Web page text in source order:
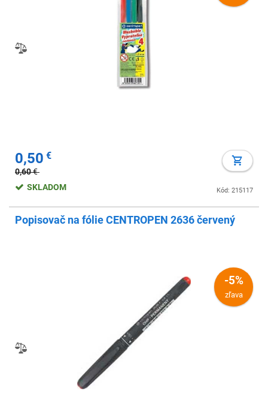
0,50 €
0,60€
Kód: 215117
SKLADOM
Popisovač na fólie CENTROPEN 2636 červený
-5%
zľava